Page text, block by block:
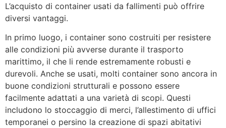
L’acquisto di container usati da fallimenti può offrire
diversi vantaggi.
In primo luogo, i container sono costruiti per resistere
alle condizioni più avverse durante il trasporto
marittimo, il che li rende estremamente robusti e
durevoli. Anche se usati, molti container sono ancora in
buone condizioni strutturali e possono essere
facilmente adattati a una varietà di scopi. Questi
includono lo stoccaggio di merci, l’allestimento di uffici
temporanei o persino la creazione di spazi abitativi